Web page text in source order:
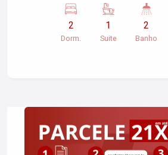
banheiros e sala espaçosa.
cozinha ampla e dormitórios
alvenaria. A casa recebe sol pela manhã e à tarde,
Seguro Fiança. Não aceita pet.
2
Dorm.
1
Suite
2
Banho